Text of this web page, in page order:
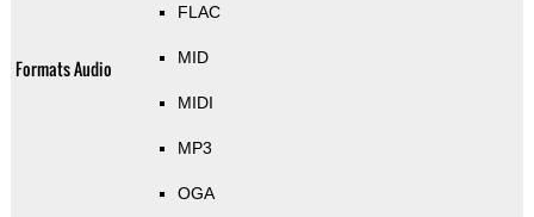
Formats Audio
FLAC
MID
MIDI
MP3
OGA